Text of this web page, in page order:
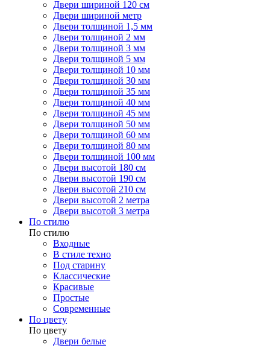
Двери шириной 120 см
Двери шириной метр
Двери толщиной 1,5 мм
Двери толщиной 2 мм
Двери толщиной 3 мм
Двери толщиной 5 мм
Двери толщиной 10 мм
Двери толщиной 30 мм
Двери толщиной 35 мм
Двери толщиной 40 мм
Двери толщиной 45 мм
Двери толщиной 50 мм
Двери толщиной 60 мм
Двери толщиной 80 мм
Двери толщиной 100 мм
Двери высотой 180 см
Двери высотой 190 см
Двери высотой 210 см
Двери высотой 2 метра
Двери высотой 3 метра
По стилю
По стилю
Входные
В стиле техно
Под старину
Классические
Красивые
Простые
Современные
По цвету
По цвету
Двери белые